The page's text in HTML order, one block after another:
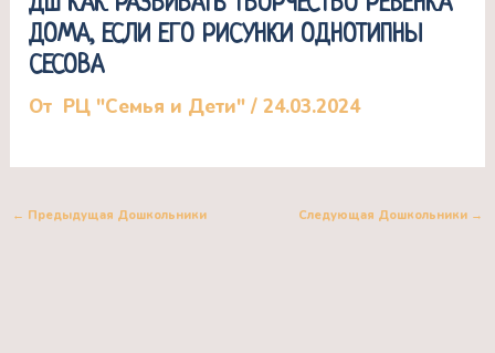
ДОМА, ЕСЛИ ЕГО РИСУНКИ ОДНОТИПНЫ
СЕСОВА
От РЦ "Семья и Дети"/24.03.2024
← Предыдущая Дошкольники Следующая Дошкольники →